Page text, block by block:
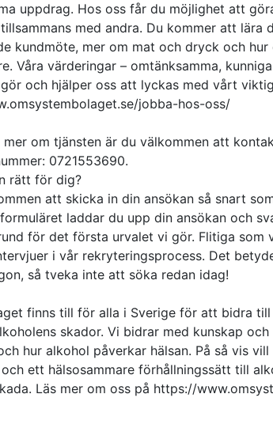
uppdrag. Hos oss får du möjlighet att
med andra. Du kommer att lära
kundmöte, mer om mat och dryck och
Våra värderingar – omtänksamma,
och hjälper oss att lyckas med vårt
jobba-hos-oss/
om tjänsten är du välkommen att
0721553690.
rätt för dig?
att skicka in din ansökan så snart
laddar du upp din ansökan och
för det första urvalet vi gör. Flitiga som
i vår rekryteringsprocess. Det
så tveka inte att söka redan idag!
finns till för alla i Sverige för att bidra
skador. Vi bidrar med kunskap
hur alkohol påverkar hälsan. På så vis
ett hälsosammare förhållningssätt till
Läs mer om oss på https://